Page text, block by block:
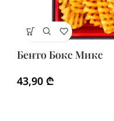
Бенто Бокс Микс
43,90 ₾